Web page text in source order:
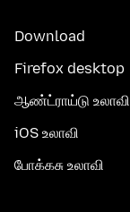
Download
Firefox desktop
ஆண்ட்ராய்டு உலாவி
iOS உலாவி
போக்கசு உலாவி